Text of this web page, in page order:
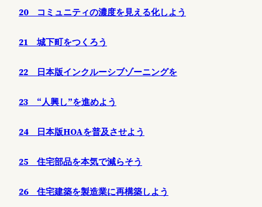
20 コミュニティの濃度を見える化しよう
21 城下町をつくろう
22 日本版インクルーシブゾーニングを
23 “人興し”を進めよう
24 日本版HOAを普及させよう
25 住宅部品を本気で減らそう
26 住宅建築を製造業に再構築しよう